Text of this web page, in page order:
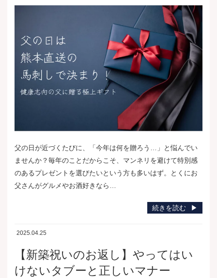
父の日が近づくたびに、「今年は何を贈ろう…」と悩んでい
ませんか？毎年のことだからこそ、マンネリを避けて特別感
のあるプレゼントを選びたいという方も多いはず。とくにお
父さんがグルメやお酒好きなら…
続きを読む
2025.04.25
【新築祝いのお返し】やってはい
けないタブーと正しいマナー